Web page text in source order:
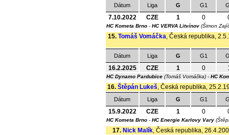
Dátum Liga G G1
7.10.2022 CZE 1 0
HC Kometa Brno - HC VERVA Litvínov (Šimon
15. Tomáš Vomáčka, Česká republika,
Dátum Liga G G1
16.2.2025 CZE 1 0
HC Dynamo Pardubice (Tomáš Vomáčka) - HC
16. Štěpán Lukeš, Česká republika,
Dátum Liga G G1
15.9.2022 CZE 1 0
HC Kometa Brno - HC Energie Karlovy Vary
17. Nick Malík, Česká republika,